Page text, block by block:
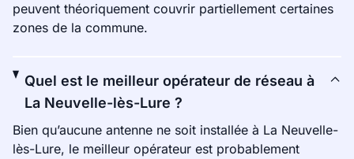
peuvent théoriquement couvrir partiellement certaines
zones de la commune.
Quel est le meilleur opérateur de réseau à
La Neuvelle-lès-Lure ?
Bien qu’aucune antenne ne soit installée à La Neuvelle-
lès-Lure, le meilleur opérateur est probablement